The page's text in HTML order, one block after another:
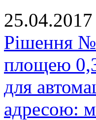
25.04.2017
Рішення
площею
для
адресою: